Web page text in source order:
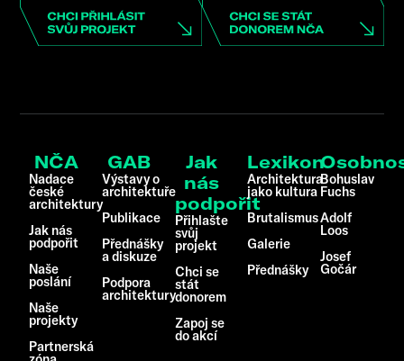
NČA
Nadace
české
architektury
Jak nás
podpořit
Naše
poslání
Naše
projekty
Partnerská
GAB
Výstavy o
architektuře
Publikace
Přednášky
a diskuze
Podpora
architektury
Jak
nás
podpořit
Přihlašte
svůj
projekt
Chci se
stát
donorem
Zapoj se
do akcí
Lexikon
Architektura
jako kultura
Brutalismus
Galerie
Přednášky
Bohuslav
Fuchs
Adolf
Loos
Josef
Gočár